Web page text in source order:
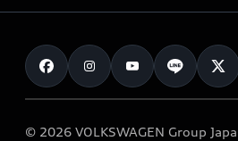
カタログ一覧
メンテナンス
車検 / 定期点検
e-tronアフターサポート
クオリティ
保証
メンテナンス
お知らせ
オーナー様向けキャンペーン
© 2026 VOLKSWAGEN Group